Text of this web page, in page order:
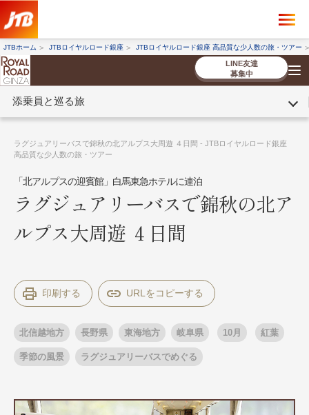
JTBホーム JTBロイヤルロード銀座 JTBロイヤルロード銀座 高品質な少人数の旅・ツアー
LINE友達
募集中
添乗員と巡る旅
お客様へのご案内
コンシェルジ
ュ紹介
お申し込み
法人企業・自治体のみ
条件から探す
条件から探す
キーワード
出発月
8月
9月
条件から探す
条件から探す
キーワード
出発月
10月 11月
12月
ラグジュアリーバスで錦秋の北アルプス大周遊 ４日間 - JTBロイヤルロード銀座
高品質な少人数の旅・ツアー
「北アルプスの迎賓館」白馬東急ホテルに連泊
ラグジュアリーバスで錦秋の北ア
ルプス大周遊 ４日間
印刷する
北信越地方 長野県 東海地方 岐阜県 10月 紅葉
季節の風景 ラグジュアリーバスでめぐる
ツアーを探す ×
海外ツアー 国内ツアー